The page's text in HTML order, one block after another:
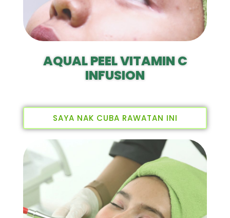
AQUAL PEEL VITAMIN C
INFUSION
SAYA NAK CUBA RAWATAN INI